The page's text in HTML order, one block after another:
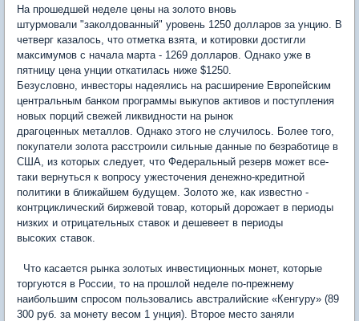
На прошедшей неделе цены на золото вновь
штурмовали "заколдованный" уровень 1250 долларов за унцию. В
четверг казалось, что отметка взята, и котировки достигли
максимумов с начала марта - 1269 долларов. Однако уже в
пятницу цена унции откатилась ниже $1250.
Безусловно, инвесторы надеялись на расширение Европейским
центральным банком программы выкупов активов и поступления
новых порций свежей ликвидности на рынок
драгоценных металлов. Однако этого не случилось. Более того,
покупатели золота расстроили сильные данные по безработице в
США, из которых следует, что Федеральный резерв может все-
таки вернуться к вопросу ужесточения денежно-кредитной
политики в ближайшем будущем. Золото же, как известно -
контрциклический биржевой товар, который дорожает в периоды
низких и отрицательных ставок и дешевеет в периоды
высоких ставок.
Что касается рынка золотых инвестиционных монет, которые
торгуются в России, то на прошлой неделе по-прежнему
наибольшим спросом пользовались австралийские «Кенгуру» (89
300 руб. за монету весом 1 унция). Второе место заняли